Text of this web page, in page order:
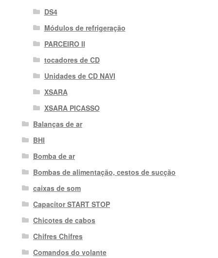
DS4
Módulos de refrigeração
PARCEIRO II
tocadores de CD
Unidades de CD NAVI
XSARA
XSARA PICASSO
Balanças de ar
BHI
Bomba de ar
Bombas de alimentação, cestos de sucção
caixas de som
Capacitor START STOP
Chicotes de cabos
Chifres Chifres
Comandos do volante